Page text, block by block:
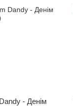
- Денім